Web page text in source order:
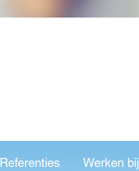
Referenties Werken bij